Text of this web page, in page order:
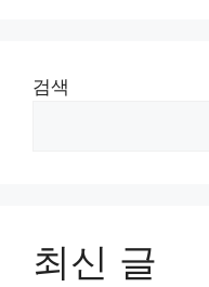
검색
최신 글